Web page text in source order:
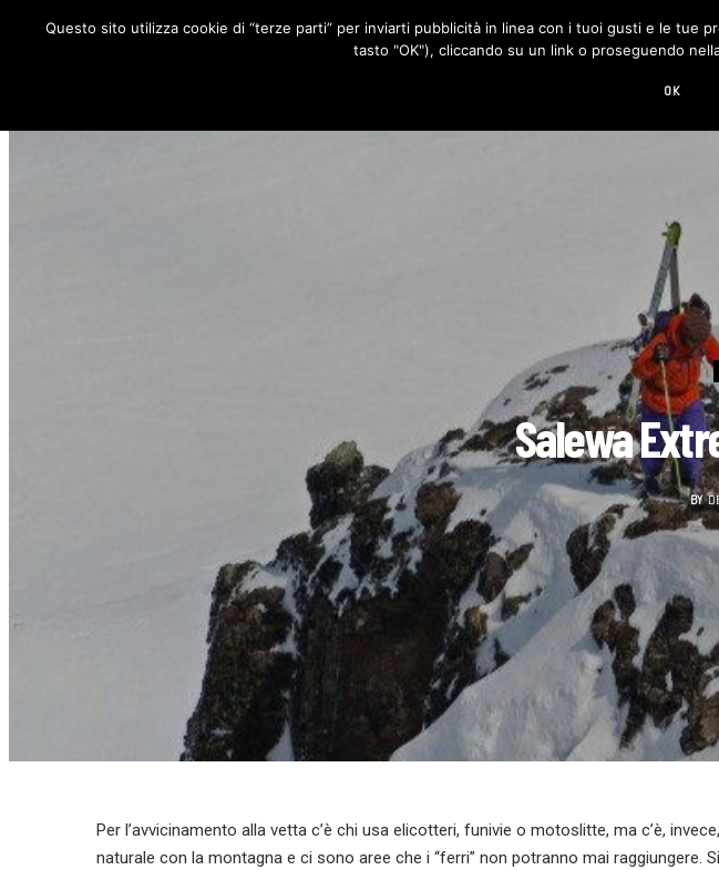
RUBRICHE DESIGN LIVING
Salewa
BY
Per l’avvicinamento alla vetta c’è chi usa elicotteri, funivie o motoslitte, ma c’è,
naturale con la montagna e ci sono aree che i “ferri” non potranno mai raggiungere.
Questo sito utilizza cookie di “terze parti” per inviarti pubblicità in linea con i tuoi gusti e le tue
tasto "OK"), cliccando su un link o proseguendo
OK